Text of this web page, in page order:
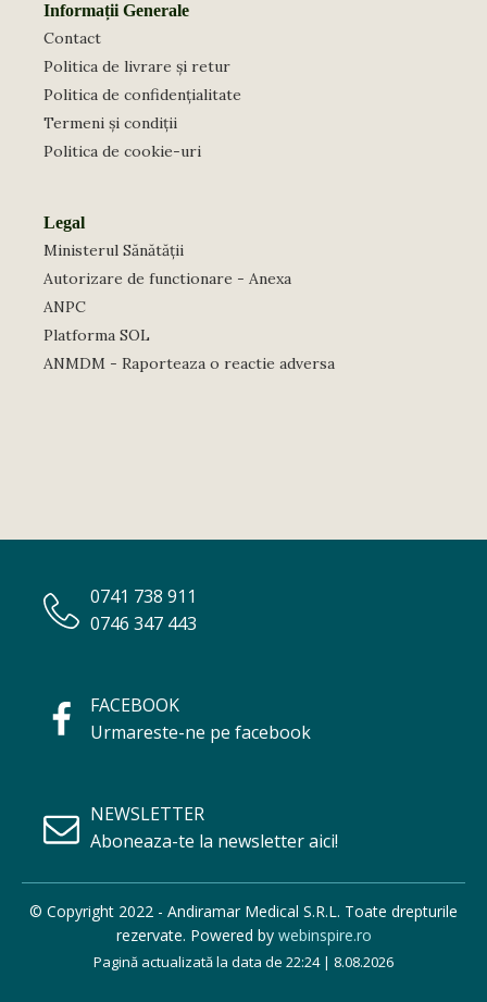
Informații Generale
Contact
Politica de livrare și retur
Politica de confidențialitate
Termeni și condiții
Politica de cookie-uri
Legal
Ministerul Sănătății
Autorizare de functionare - Anexa
ANPC
Platforma SOL
ANMDM - Raporteaza o reactie adversa
0741 738 911
0746 347 443
FACEBOOK
Urmareste-ne pe facebook
NEWSLETTER
Aboneaza-te la newsletter aici!
© Copyright 2022 - Andiramar Medical S.R.L. Toate drepturile
rezervate. Powered by webinspire.ro
Pagină actualizată la data de 22:24 | 8.08.2026